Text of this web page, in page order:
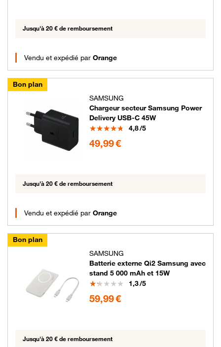
Jusqu'à 20 € de remboursement
Vendu et expédié par Orange
Bon plan
SAMSUNG
Chargeur secteur Samsung Power
Delivery USB-C 45W
Note
4,8/5
49,99 €
Jusqu'à 20 € de remboursement
Vendu et expédié par Orange
Bon plan
SAMSUNG
Batterie externe Qi2 Samsung avec
stand 5 000 mAh et 15W
Note
1,3/5
59,99 €
Jusqu'à 20 € de remboursement